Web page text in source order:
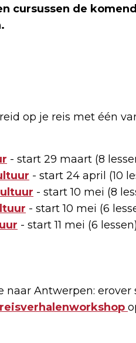
cursussen de
op je reis met één
- start 29 maart (8
- start 24 april (10
- start 10 mei (8
- start 10 mei (6
- start 11 mei (6 lessen)
Antwerpen: erover
reisverhalenworkshop